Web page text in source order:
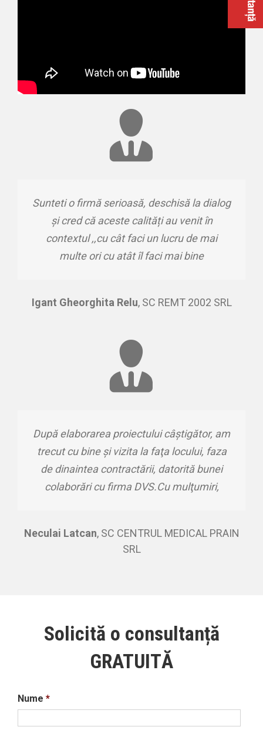
Sunteti o firmă serioasă, deschisă la dialog
și cred că aceste calități au venit în
contextul ,,cu cât faci un lucru de mai
multe ori cu atât îl faci mai bine
Igant Gheorghita Relu, SC REMT 2002 SRL
După elaborarea proiectului câştigător, am
trecut cu bine şi vizita la faţa locului, faza
de dinaintea contractării, datorită bunei
colaborări cu firma DVS.Cu mulţumiri,
Neculai Latcan, SC CENTRUL MEDICAL PRAIN
SRL
Solicită o consultanță
GRATUITĂ
Nume *